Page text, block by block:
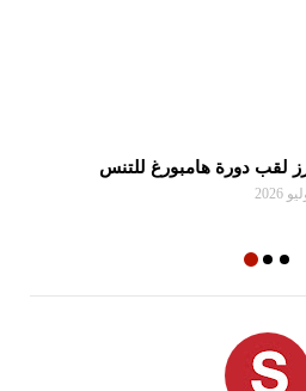
لقب دورة هامبورغ للتنس